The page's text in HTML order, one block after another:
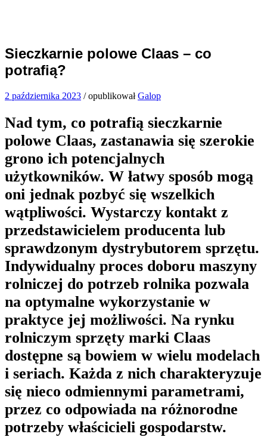
Sieczkarnie polowe Claas – co
potrafią?
2 października 2023 /opublikowałGalop
Nad tym, co potrafią sieczkarnie
polowe Claas, zastanawia się szerokie
grono ich potencjalnych
użytkowników. W łatwy sposób mogą
oni jednak pozbyć się wszelkich
wątpliwości. Wystarczy kontakt z
przedstawicielem producenta lub
sprawdzonym dystrybutorem sprzętu.
Indywidualny proces doboru maszyny
rolniczej do potrzeb rolnika pozwala
na optymalne wykorzystanie w
praktyce jej możliwości. Na rynku
rolniczym sprzęty marki Claas
dostępne są bowiem w wielu modelach
i seriach. Każda z nich charakteryzuje
się nieco odmiennymi parametrami,
przez co odpowiada na różnorodne
potrzeby właścicieli gospodarstw.